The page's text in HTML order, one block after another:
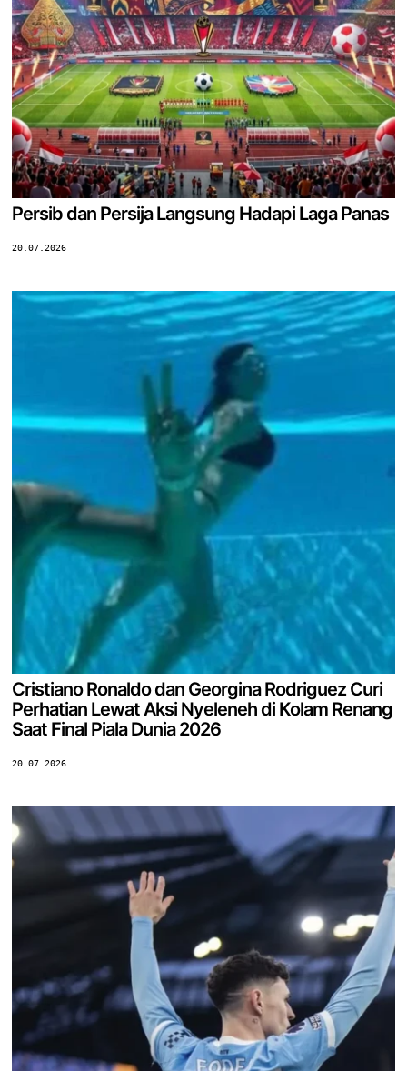
Persib dan Persija Langsung Hadapi Laga Panas
20.07.2026
Cristiano Ronaldo dan Georgina Rodriguez Curi
Perhatian Lewat Aksi Nyeleneh di Kolam Renang
Saat Final Piala Dunia 2026
20.07.2026